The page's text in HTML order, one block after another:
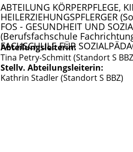
ABTEILUNG KÖRPERPFLEGE,
HEILERZIEHUNGSPFLERGER
FOS - GESUNDHEIT UND
(Berufsfachschule
FACHSCHULE FÜR
Abteilungsleiterin:
Tina Petry-Schmitt (Standort S
Stellv. Abteilungsleiterin:
Kathrin Stadler (Standort S BBZ)